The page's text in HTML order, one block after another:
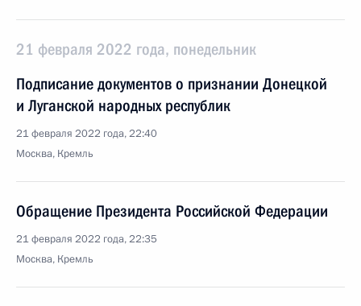
21 февраля 2022 года, понедельник
Подписание документов о признании Донецкой
и Луганской народных республик
21 февраля 2022 года, 22:40
Москва, Кремль
Обращение Президента Российской Федерации
21 февраля 2022 года, 22:35
Москва, Кремль